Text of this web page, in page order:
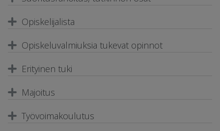
Opiskelijalista
Opiskeluvalmiuksia tukevat opinnot
Erityinen tuki
Majoitus
Työvoimakoulutus